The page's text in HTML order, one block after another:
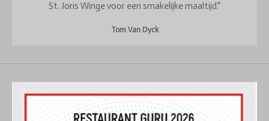
St. Joris Winge voor een smakelijke maaltijd."
Tom Van Dyck